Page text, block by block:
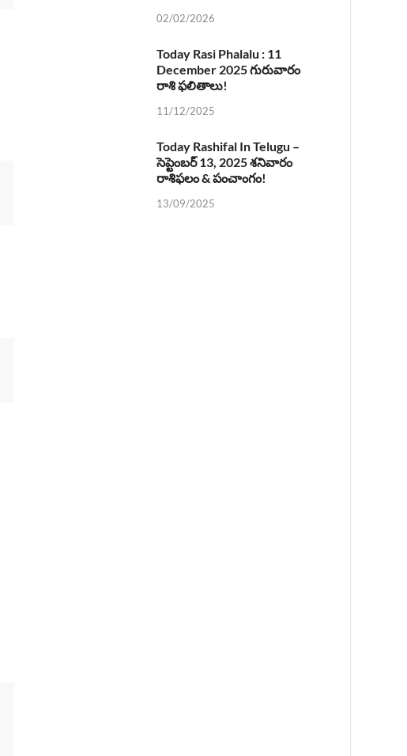
02/02/2026
Today Rasi Phalalu : 11
December 2025 గురువారం
రాశి ఫలితాలు!
11/12/2025
Today Rashifal In Telugu –
సెప్టెంబర్ 13, 2025 శనివారం
రాశిఫలం & పంచాంగం!
13/09/2025